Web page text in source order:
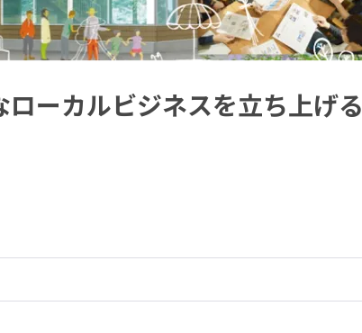
ローカルビジネスを立ち上げる